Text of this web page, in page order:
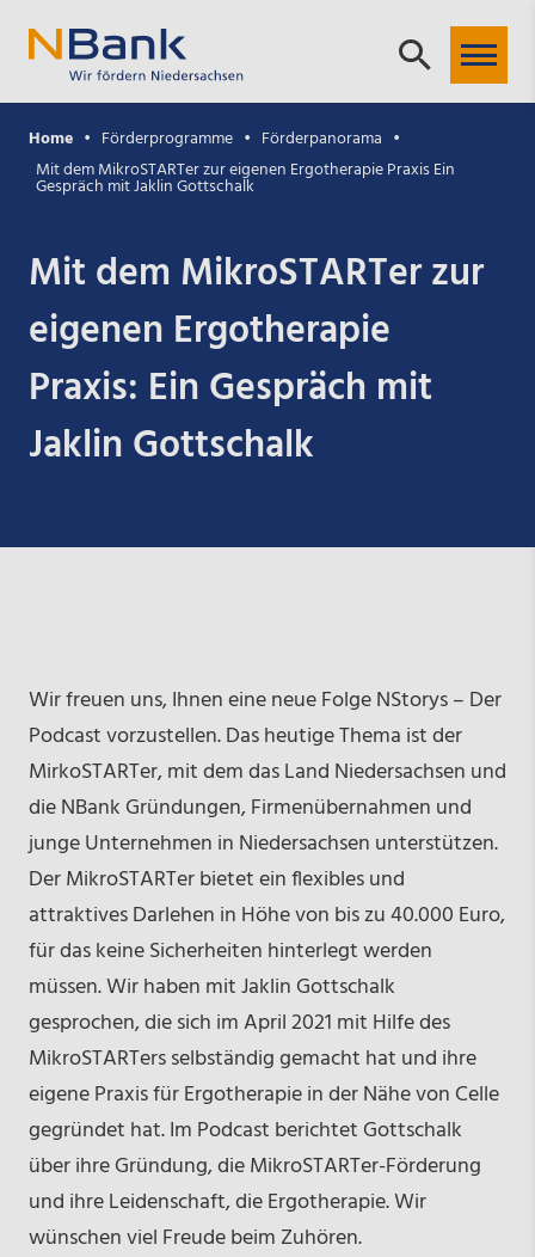
Home Förderprogramme
Förderpanorama
Mit dem MikroSTARTer zur eigenen Ergotherapie Praxis Ein
Gespräch mit Jaklin Gottschalk
Mit dem MikroSTARTer zur
eigenen Ergotherapie
Praxis: Ein Gespräch mit
Jaklin Gottschalk
Wir freuen uns, Ihnen eine neue Folge NStorys – Der
Podcast vorzustellen. Das heutige Thema ist der
MirkoSTARTer, mit dem das Land Niedersachsen und
die NBank Gründungen, Firmenübernahmen und
junge Unternehmen in Niedersachsen unterstützen.
Der MikroSTARTer bietet ein flexibles und
attraktives Darlehen in Höhe von bis zu 40.000 Euro,
für das keine Sicherheiten hinterlegt werden
müssen. Wir haben mit Jaklin Gottschalk
gesprochen, die sich im April 2021 mit Hilfe des
MikroSTARTers selbständig gemacht hat und ihre
eigene Praxis für Ergotherapie in der Nähe von Celle
gegründet hat. Im Podcast berichtet Gottschalk
über ihre Gründung, die MikroSTARTer-Förderung
und ihre Leidenschaft, die Ergotherapie. Wir
wünschen viel Freude beim Zuhören.